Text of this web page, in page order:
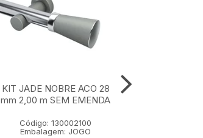
KIT JADE NOBRE ACO 28
mm 2,00 m SEM EMENDA
Código: 130002100
Embalagem: JOGO